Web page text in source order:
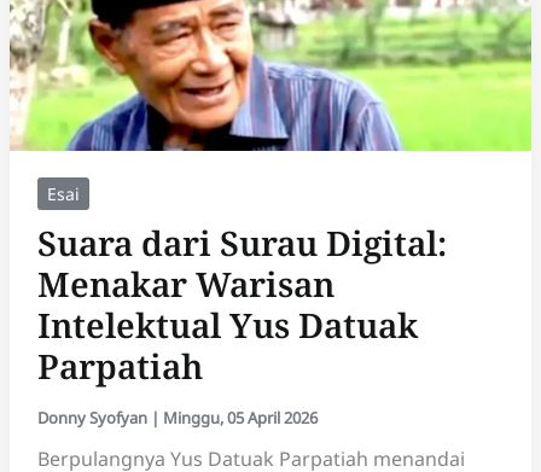
Esai
Suara dari Surau Digital:
Menakar Warisan
Intelektual Yus Datuak
Parpatiah
Donny Syofyan | Minggu, 05 April 2026
Berpulangnya Yus Datuak Parpatiah menandai